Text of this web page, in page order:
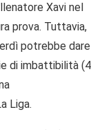
Xavi nel
prova. Tuttavia,
potrebbe dare
di imbattibilità (4
Liga.